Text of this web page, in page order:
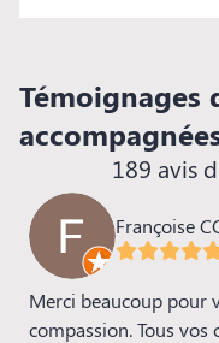
Témoignages
189 avis
Françoise
Merci beaucoup pour
compassion. Tous